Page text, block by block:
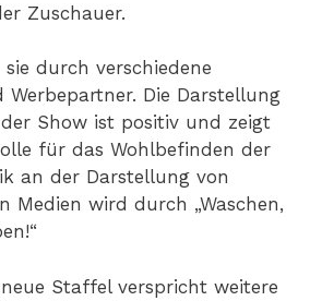
Zuschauer.
durch verschiedene
Werbepartner. Die Darstellung
Show ist positiv und zeigt
für das Wohlbefinden der
an der Darstellung von
Medien wird durch „Waschen,
Staffel verspricht weitere